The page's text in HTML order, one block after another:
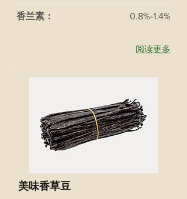
香兰素： 0.8%-1.4%
阅读更多
美味香草豆